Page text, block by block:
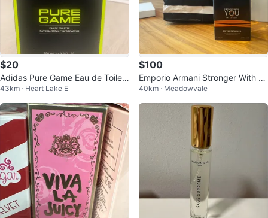
$20
Adidas Pure Game Eau de Toilett
e - 100ml
43km · Heart Lake E
$100
Emporio Armani Stronger With Yo
u Intensely Eau de Parfum 100ml
40km · Meadowvale